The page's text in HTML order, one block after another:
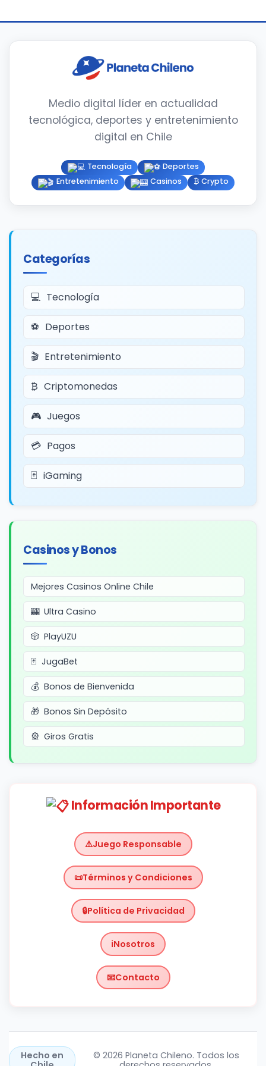
Medio digital líder en actualidad
tecnológica, deportes y entretenimiento
digital en Chile
Tecnología
Deportes
Entretenimiento
Casinos ₿ Crypto
Categorías
Tecnología
Deportes
Entretenimiento
Criptomonedas
Juegos
Pagos
iGaming
Casinos y Bonos
Mejores Casinos Online Chile
Ultra Casino
PlayUZU
JugaBet
Bonos de Bienvenida
Bonos Sin Depósito
Giros Gratis
Información Importante
Juego Responsable
Términos y Condiciones
Política de Privacidad
Nosotros
Contacto
Hecho en
© 2026 Planeta Chileno. Todos los